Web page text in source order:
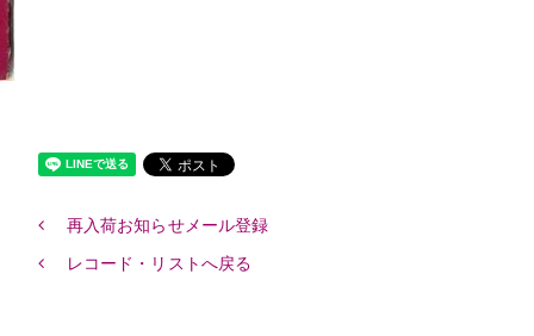
再入荷お知らせメール登録
レコード・リストへ戻る